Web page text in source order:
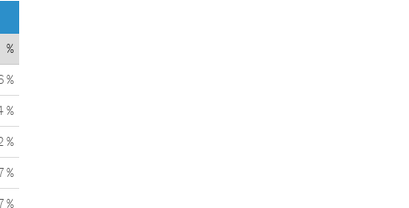
%
%
%
%
%
%